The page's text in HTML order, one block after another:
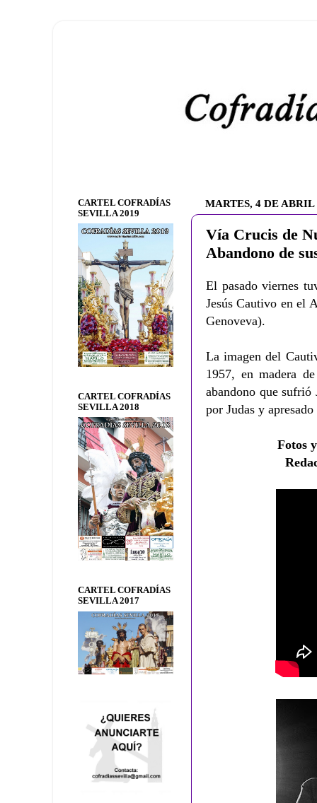
MARTES, 4 DE ABRIL
Vía Crucis de
Abandono de
El pasado viernes
Jesús Cautivo en el
Genoveva).
La imagen del
1957, en madera
abandono que sufrió
por Judas y
Fotos
CARTEL COFRADÍAS
SEVILLA 2019
CARTEL COFRADÍAS
SEVILLA 2018
CARTEL COFRADÍAS
SEVILLA 2017